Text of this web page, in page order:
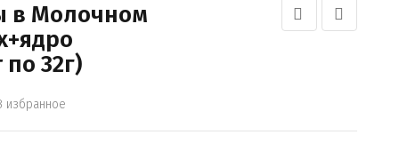
в Молочном
32г)
избранное